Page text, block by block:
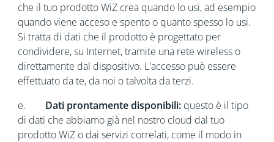
che il tuo prodotto WiZ crea quando lo usi, ad esempio
quando viene acceso e spento o quanto spesso lo usi.
Si tratta di dati che il prodotto è progettato per
condividere, su Internet, tramite una rete wireless o
direttamente dal dispositivo. L'accesso può essere
effettuato da te, da noi o talvolta da terzi.
e. Dati prontamente disponibili:questo è il tipo
di dati che abbiamo già nel nostro cloud dal tuo
prodotto WiZ o dai servizi correlati, come il modo in